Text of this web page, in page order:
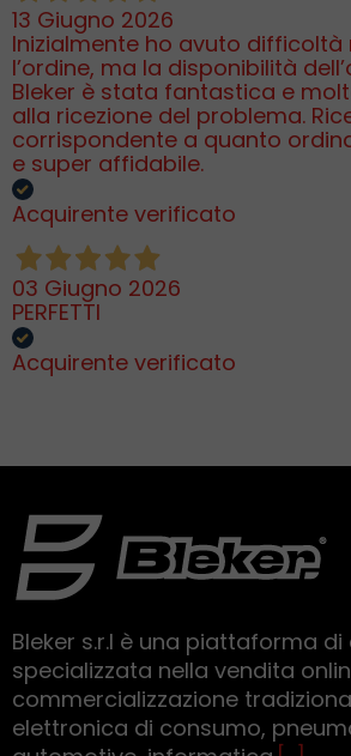
13 Giugno 2026
Inizialmente ho avuto
l’ordine, ma la disponibilità
Bleker è stata fantastica e
alla ricezione del problema.
corrispondente a quanto
e super affidabile.
Acquirente verificato
03 Giugno 2026
PERFETTI
Acquirente verificato
Bleker s.r.l è una piattaforma
specializzata nella vendita
commercializzazione
elettronica di consumo,